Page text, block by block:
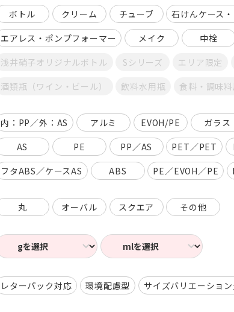
ボトル クリーム チューブ
石けんケース
エアレス・ポンプフォーマー
メイク 中栓
浅井硝子オリジナルボトル
Sシリーズ エリア限定
酒類瓶（ワイン・ビール）
飲料水用瓶 食料・調味
内：PP／外：AS アルミ EVOH/PE ガラス
AS
PE PP／AS PET／PET
フタABS／ケースAS
ABS PE／EVOH／PE
丸 オーバル スクエア その他
レターパック対応 環境配慮型 サイズバリエーショ